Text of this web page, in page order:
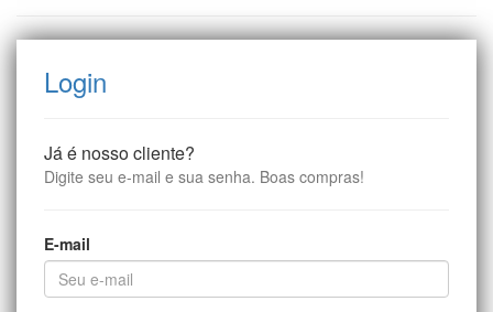
Login
Já é nosso cliente?
Digite seu e-mail e sua senha. Boas compras!
E-mail